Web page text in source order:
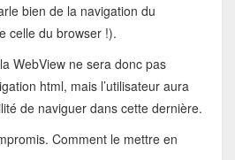
bien de la navigation du
celle du browser !).
WebView ne sera donc pas
html, mais l’utilisateur aura
de naviguer dans cette dernière.
Comment le mettre en